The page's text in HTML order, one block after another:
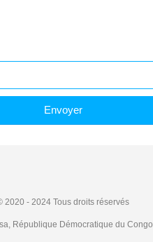
Envoyer
2020 - 2024 Tous droits réservés
République Démocratique du Congo